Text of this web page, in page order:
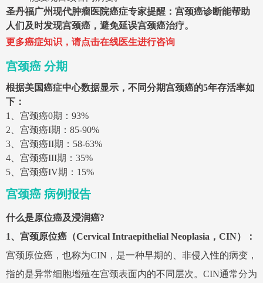
圣丹福广州现代肿瘤医院癌症专家提醒：宫颈癌诊断能帮助
人们及时发现宫颈癌，避免延误宫颈癌治疗。
更多癌症知识，请点击在线医生进行咨询
宫颈癌 分期
根据美国癌症中心数据显示，不同分期宫颈癌的5年存活率如
下：
1、宫颈癌0期：93%
2、宫颈癌I期：85-90%
3、宫颈癌II期：58-63%
4、宫颈癌III期：35%
5、宫颈癌IV期：15%
宫颈癌 病例报告
什么是原位癌及浸润癌?
1、宫颈原位癌（Cervical Intraepithelial Neoplasia，CIN）：
宫颈原位癌，也称为CIN，是一种早期的、非侵入性的病变，
指的是异常细胞增殖在宫颈表面内的不同层次。CIN通常分为